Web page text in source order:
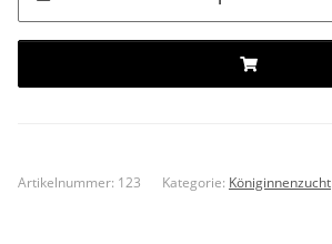
Artikelnummer: 123 Kategorie: Königinnenzucht